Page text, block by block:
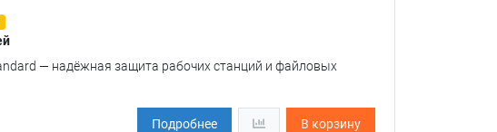
— надёжная защита рабочих станций и файловых
Подробнее В корзину